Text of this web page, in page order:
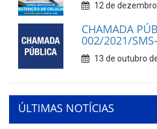
12 de
CHAMADA
002/2021/
13 de outubro
ÚLTIMAS NOTÍCIAS